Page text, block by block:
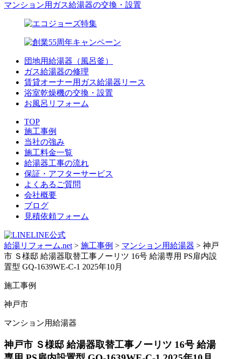
マンション用ガス給湯器の交換・設置
団地用給湯器（風呂釜）
ガス給湯器の修理
賃貸オーナー用ガス給湯器リース
浴室乾燥機の交換・設置
お風呂リフォーム
TOP
施工事例
当社の強み
施工料金一覧
給湯器工事の流れ
保証・アフターサービス
よくあるご質問
会社概要
ブログ
見積依頼フォーム
LINE公式
給湯リフォーム.net > 施工事例 > マンション用給湯器 > 神戸
市 Ｓ様邸 給湯器取替工事ノーリツ 16号 給湯専用 PS扉内設
置型 GQ-1639WE-C-1 2025年10月
施工事例
神戸市
マンション用給湯器
神戸市 Ｓ様邸 給湯器取替工事ノーリツ 16号 給湯